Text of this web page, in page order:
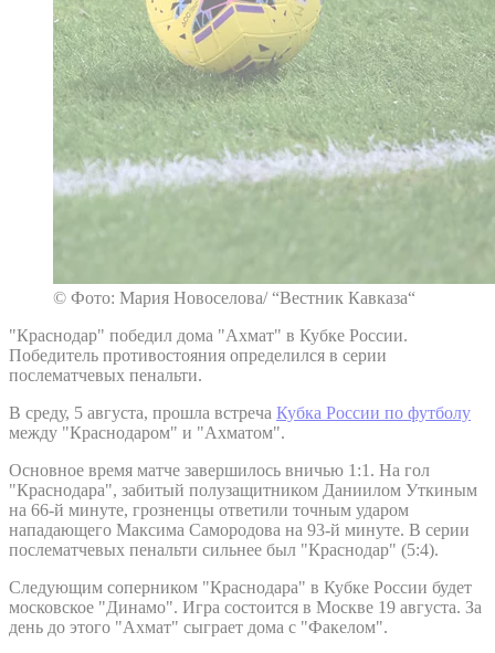
© Фото: Мария Новоселова/ “Вестник Кавказа“
"Краснодар" победил дома "Ахмат" в Кубке России.
Победитель противостояния определился в серии
послематчевых пенальти.
В среду, 5 августа, прошла встреча Кубка России по футболу
между "Краснодаром" и "Ахматом".
Основное время матче завершилось вничью 1:1. На гол
"Краснодара", забитый полузащитником Даниилом Уткиным
на 66-й минуте, грозненцы ответили точным ударом
нападающего Максима Самородова на 93-й минуте. В серии
послематчевых пенальти сильнее был "Краснодар" (5:4).
Следующим соперником "Краснодара" в Кубке России будет
московское "Динамо". Игра состоится в Москве 19 августа. За
день до этого "Ахмат" сыграет дома с "Факелом".